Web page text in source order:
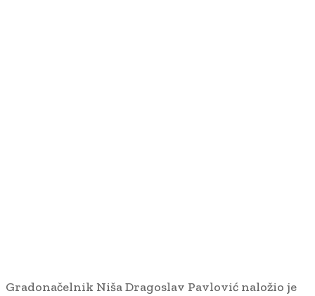
Gradonačelnik Niša Dragoslav Pavlović naložio je